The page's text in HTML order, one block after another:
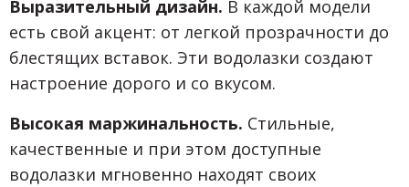
Выразительный дизайн. В каждой модели
есть свой акцент: от легкой прозрачности до
блестящих вставок. Эти водолазки создают
настроение дорого и со вкусом.
Высокая маржинальность. Стильные,
качественные и при этом доступные
водолазки мгновенно находят своих